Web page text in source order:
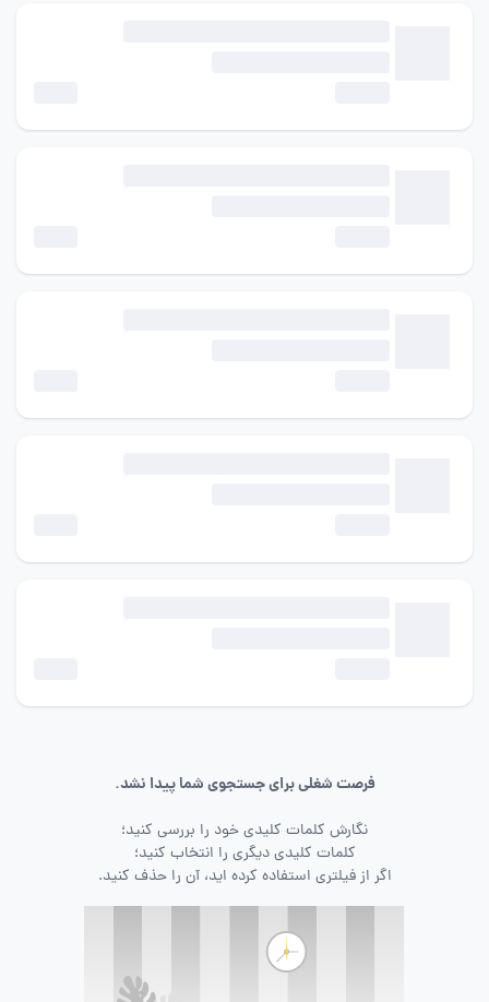
فرصت شغلی برای جستجوی شما پیدا نشد.
نگارش کلمات کلیدی خود را بررسی کنید؛
کلمات کلیدی دیگری را انتخاب کنید؛
اگر از فیلتری استفاده کرده اید، آن را حذف کنید.